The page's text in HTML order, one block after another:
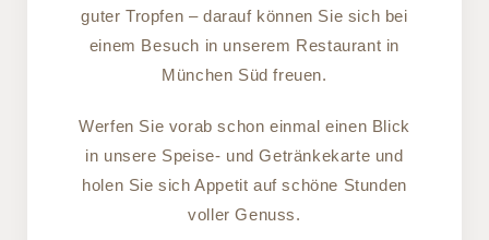
guter Tropfen – darauf können Sie sich bei
einem Besuch in unserem Restaurant in
München Süd freuen.
Werfen Sie vorab schon einmal einen Blick
in unsere Speise- und Getränkekarte und
holen Sie sich Appetit auf schöne Stunden
voller Genuss.